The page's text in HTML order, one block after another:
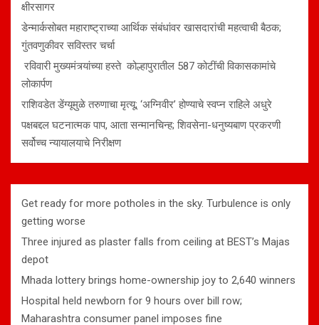
क्षीरसागर
डेन्मार्कसोबत महाराष्ट्राच्या आर्थिक संबंधांवर खासदारांची महत्वाची बैठक;
गुंतवणुकीवर सविस्तर चर्चा
रविवारी मुख्यमंत्र्यांच्या हस्ते कोल्हापुरातील 587 कोटींची विकासकामांचे
लोकार्पण
राशिवडेत डेंग्यूमुळे तरुणाचा मृत्यू; ‘अग्निवीर’ होण्याचे स्वप्न राहिले अधुरे
पक्षबद्दल घटनात्मक पाप, आता सन्मानचिन्ह; शिवसेना-धनुष्यबाण प्रकरणी
सर्वोच्च न्यायालयाचे निरीक्षण
Get ready for more potholes in the sky. Turbulence is only
getting worse
Three injured as plaster falls from ceiling at BEST’s Majas
depot
Mhada lottery brings home-ownership joy to 2,640 winners
Hospital held newborn for 9 hours over bill row;
Maharashtra consumer panel imposes fine